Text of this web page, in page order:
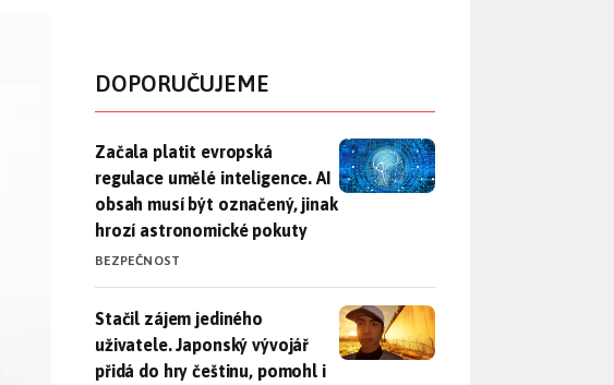
DOPORUČUJEME
Začala platit evropská regulace umělé inteligence. AI obsah
Začala platit evropská
regulace umělé inteligence. AI
obsah musí být označený, jinak
hrozí astronomické pokuty
BEZPEČNOST
Stačil zájem jediného uživatele. Japonský vývojář přidá do hry
Stačil zájem jediného
uživatele. Japonský vývojář
přidá do hry češtinu, pomohl i